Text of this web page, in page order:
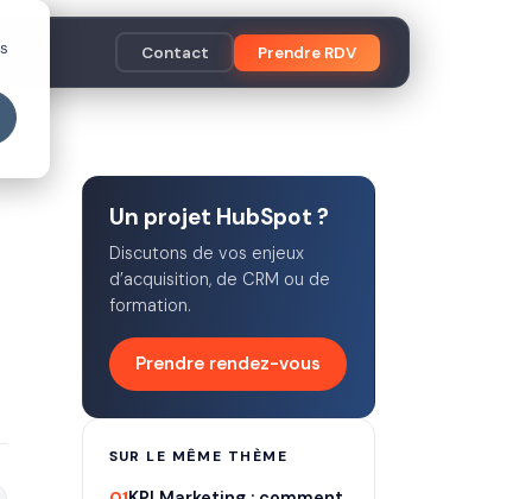
Contact Prendre RDV
Un projet HubSpot ?
Discutons de vos enjeux
d’acquisition, de CRM ou de
formation.
Prendre rendez-vous
SUR LE MÊME THÈME